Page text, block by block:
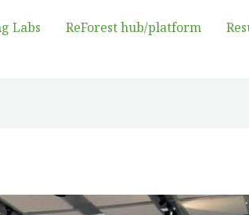
Labs ReForest hub/platform